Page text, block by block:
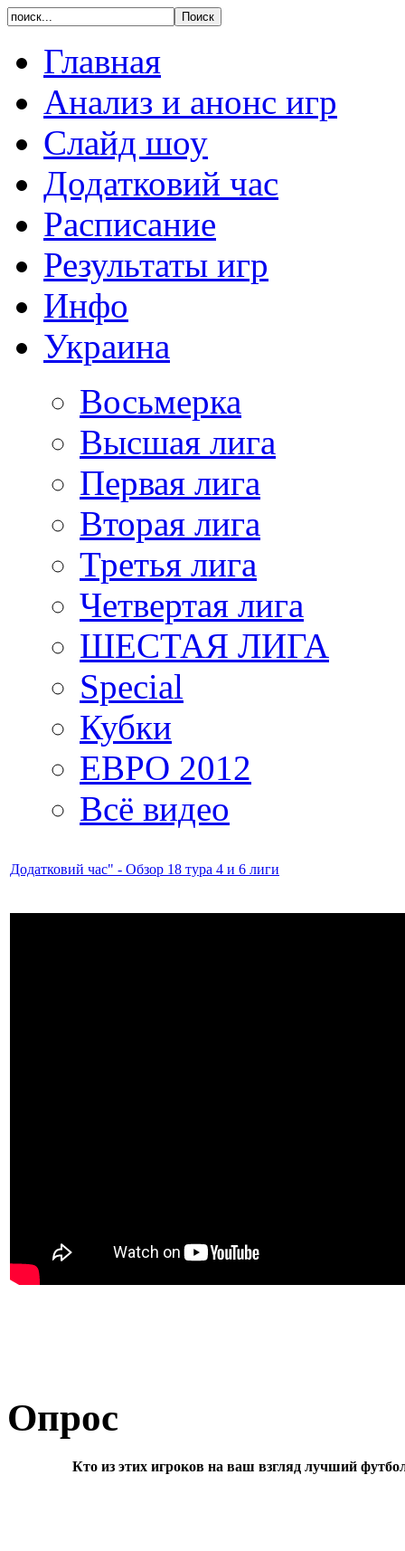
Главная
Анализ и анонс игр
Слайд шоу
Додатковий час
Расписание
Результаты игр
Инфо
Украина
Восьмерка
Высшая лига
Первая лига
Вторая лига
Третья лига
Четвертая лига
ШЕСТАЯ ЛИГА
Special
Кубки
ЕВРО 2012
Всё видео
Додатковий час" - Обзор 18 тура 4 и 6 лиги
Опрос
Кто из этих игроков на ваш взгляд лучший